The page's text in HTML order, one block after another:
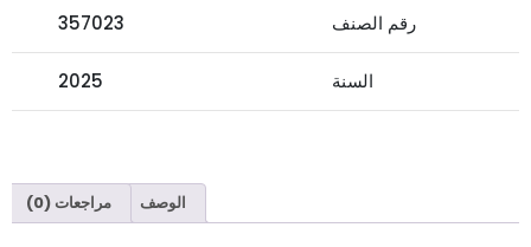
رقم الصنف 357023
السنة 2025
الوصف مراجعات (0)